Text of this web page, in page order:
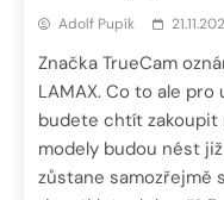
Adolf Pupík
Značka TrueCam
LAMAX. Co to ale
budete chtít zakoupit
modely budou nést
zůstane samozřejmě